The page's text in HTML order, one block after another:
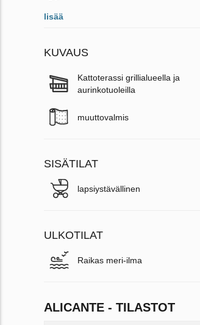
lisää
KUVAUS
Kattoterassi grillialueella ja
aurinkotuoleilla
muuttovalmis
SISÄTILAT
lapsiystävällinen
ULKOTILAT
Raikas meri-ilma
ALICANTE - TILASTOT